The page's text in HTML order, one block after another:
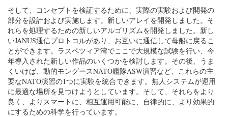
そして、コンセプトを検証するために、実際の実験および開発の
部分を設計および実施します。新しいアレイを開発しました。そ
れらを処理するための新しいアルゴリズムを開発しました。新し
いJANUS通信プロトコルがあり、お互いに通信して母船に戻るこ
とができます。ラスペツィア湾でここで大規模な試験を行い、今
年導入された新しい作品のいくつかを検討します。その後、うま
くいけば、動的モングースNATO艦隊ASW演習など、これらの主
要なNATO演習の1つに実験を統合できます。無人システムが運用
に最適な場所を見つけようとしています。そして、それらをより
良く、よりスマートに、相互運用可能に、自律的に、より効果的
にするための科学を行っています。